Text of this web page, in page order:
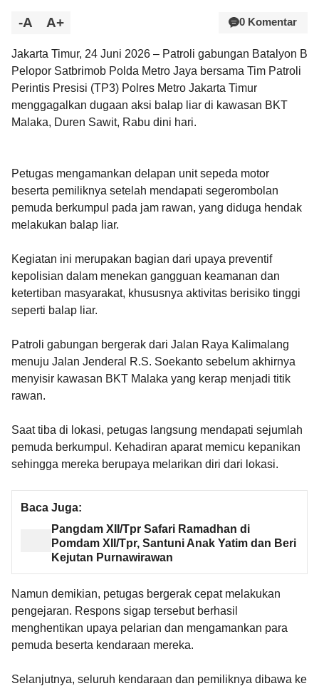
-A A+ 0 Komentar
Jakarta Timur, 24 Juni 2026 – Patroli gabungan Batalyon B
Pelopor Satbrimob Polda Metro Jaya bersama Tim Patroli
Perintis Presisi (TP3) Polres Metro Jakarta Timur
menggagalkan dugaan aksi balap liar di kawasan BKT
Malaka, Duren Sawit, Rabu dini hari.
Petugas mengamankan delapan unit sepeda motor
beserta pemiliknya setelah mendapati segerombolan
pemuda berkumpul pada jam rawan, yang diduga hendak
melakukan balap liar.
Kegiatan ini merupakan bagian dari upaya preventif
kepolisian dalam menekan gangguan keamanan dan
ketertiban masyarakat, khususnya aktivitas berisiko tinggi
seperti balap liar.
Patroli gabungan bergerak dari Jalan Raya Kalimalang
menuju Jalan Jenderal R.S. Soekanto sebelum akhirnya
menyisir kawasan BKT Malaka yang kerap menjadi titik
rawan.
Saat tiba di lokasi, petugas langsung mendapati sejumlah
pemuda berkumpul. Kehadiran aparat memicu kepanikan
sehingga mereka berupaya melarikan diri dari lokasi.
Baca Juga:
Pangdam XII/Tpr Safari Ramadhan di
Pomdam XII/Tpr, Santuni Anak Yatim dan Beri
Kejutan Purnawirawan
Namun demikian, petugas bergerak cepat melakukan
pengejaran. Respons sigap tersebut berhasil
menghentikan upaya pelarian dan mengamankan para
pemuda beserta kendaraan mereka.
Selanjutnya, seluruh kendaraan dan pemiliknya dibawa ke